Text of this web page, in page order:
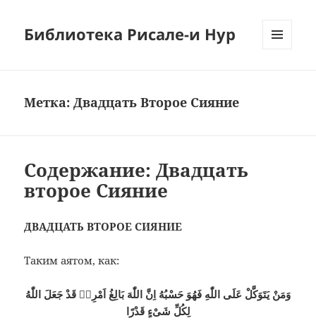
Библиотека Рисале-и Нур
Метка:Двадцать Второе Сияние
Содержание: Двадцать
второе Сияние
ДВАДЦАТЬ ВТОРОЕ СИЯНИЕ
Таким аятом, как:
وَمَنْ يَتَوَكَّلْ عَلَى اللّٰهِ فَهُوَ حَسْبُهُ اِنَّ اللّٰهَ بَالِغُ اَمْرِهٖ قَدْ جَعَلَ اللّٰهُ
لِكُلِّ شَىْءٍ قَدْرًا